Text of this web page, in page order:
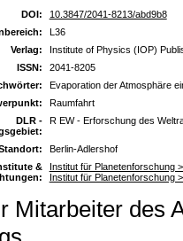
DOI:
10.3847/2041-8213/abd9b8
L36
Verlag:
Institute of Physics (IOP)
ISSN:
2041-8205
Evaporation der Atmosphäre
Raumfahrt
DLR -
R EW - Erforschung des
Berlin-Adlershof
&
Institut für Planetenforschung
Institut für Planetenforschung
Mitarbeiter des